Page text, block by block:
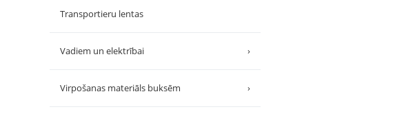
Transportieru lentas
Vadiem un elektrībai ›
Virpošanas materiāls buksēm ›